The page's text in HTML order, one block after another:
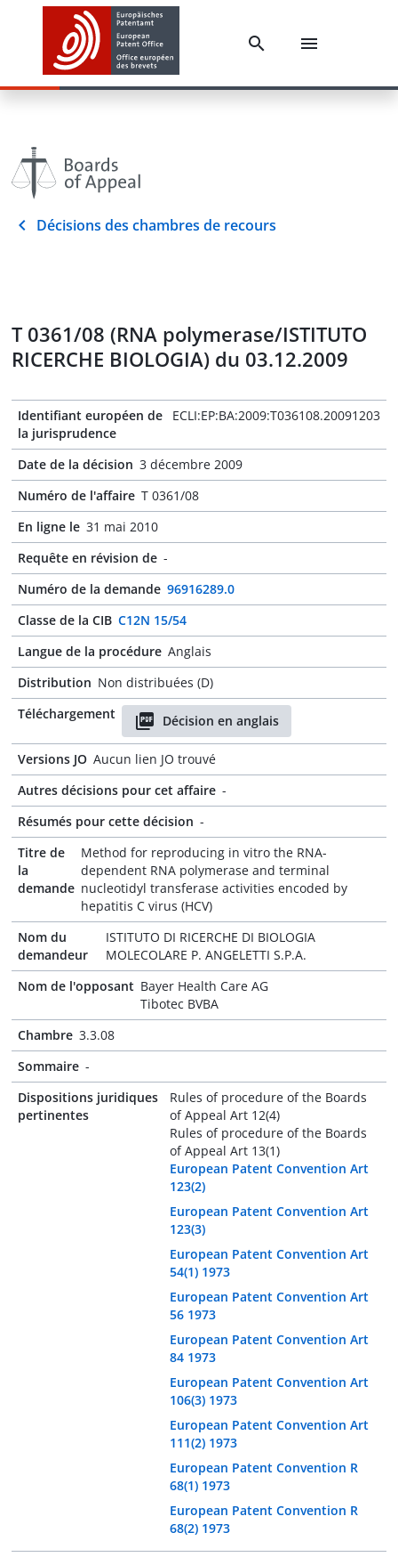
Décisions des chambres de recours
T 0361/08 (RNA polymerase/ISTITUTO
RICERCHE BIOLOGIA) du 03.12.2009
Identifiant européen de
la jurisprudence
ECLI:EP:BA:2009:T036108.20091203
Date de la décision 3 décembre 2009
Numéro de l'affaire T 0361/08
En ligne le 31 mai 2010
Requête en révision de -
Numéro de la demande 96916289.0
Classe de la CIB C12N 15/54
Langue de la procédure Anglais
Distribution Non distribuées (D)
Téléchargement
Décision en anglais
Versions JO Aucun lien JO trouvé
Autres décisions pour cet affaire -
Résumés pour cette décision -
Titre de
la
demande
Method for reproducing in vitro the RNA-
dependent RNA polymerase and terminal
nucleotidyl transferase activities encoded by
hepatitis C virus (HCV)
Nom du
demandeur
ISTITUTO DI RICERCHE DI BIOLOGIA
MOLECOLARE P. ANGELETTI S.P.A.
Nom de l'opposant Bayer Health Care AG
Tibotec BVBA
Chambre 3.3.08
Sommaire -
Dispositions juridiques
pertinentes
Rules of procedure of the Boards
of Appeal Art 12(4)
Rules of procedure of the Boards
of Appeal Art 13(1)
European Patent Convention Art
123(2)
European Patent Convention Art
123(3)
European Patent Convention Art
54(1) 1973
European Patent Convention Art
56 1973
European Patent Convention Art
84 1973
European Patent Convention Art
106(3) 1973
European Patent Convention Art
111(2) 1973
European Patent Convention R
68(1) 1973
European Patent Convention R
68(2) 1973